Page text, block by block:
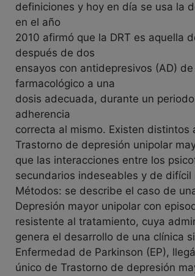
definiciones y hoy en día se usa la
en el año
2010 afirmó que la DRT es aquella
después de dos
ensayos con antidepresivos (AD)
farmacológico a una
dosis adecuada, durante un
adherencia
correcta al mismo. Existen
Trastorno de depresión unipolar
que las interacciones entre los
secundarios indeseables y de difícil
Métodos: se describe el caso de
Depresión mayor unipolar con
resistente al tratamiento, cuya
genera el desarrollo de una clínica
Enfermedad de Parkinson (EP),
único de Trastorno de depresión